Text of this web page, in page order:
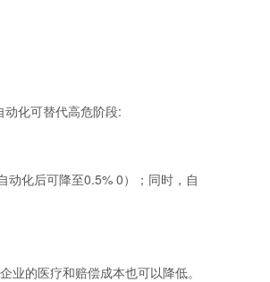
化可替代高危阶段:
动化后可降至0.5% 0）；同时，自
的医疗和赔偿成本也可以降低。